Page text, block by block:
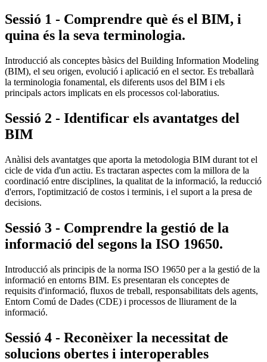
Sessió 1 - Comprendre què és el BIM, i
quina és la seva terminologia.
Introducció als conceptes bàsics del Building Information Modeling
(BIM), el seu origen, evolució i aplicació en el sector. Es treballarà
la terminologia fonamental, els diferents usos del BIM i els
principals actors implicats en els processos col·laboratius.
Sessió 2 - Identificar els avantatges del
BIM
Anàlisi dels avantatges que aporta la metodologia BIM durant tot el
cicle de vida d'un actiu. Es tractaran aspectes com la millora de la
coordinació entre disciplines, la qualitat de la informació, la reducció
d'errors, l'optimització de costos i terminis, i el suport a la presa de
decisions.
Sessió 3 - Comprendre la gestió de la
informació del segons la ISO 19650.
Introducció als principis de la norma ISO 19650 per a la gestió de la
informació en entorns BIM. Es presentaran els conceptes de
requisits d'informació, fluxos de treball, responsabilitats dels agents,
Entorn Comú de Dades (CDE) i processos de lliurament de la
informació.
Sessió 4 - Reconèixer la necessitat de
solucions obertes i interoperables